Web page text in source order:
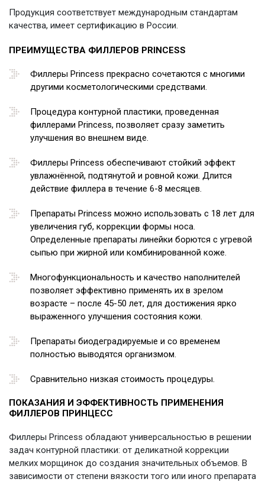
Продукция соответствует международным стандартам
качества, имеет сертификацию в России.
ПРЕИМУЩЕСТВА ФИЛЛЕРОВ PRINCESS
Филлеры Princess прекрасно сочетаются с многими
другими косметологическими средствами.
Процедура контурной пластики, проведенная
филлерами Princess, позволяет сразу заметить
улучшения во внешнем виде.
Филлеры Princess обеспечивают стойкий эффект
увлажнённой, подтянутой и ровной кожи. Длится
действие филлера в течение 6-8 месяцев.
Препараты Princess можно использовать с 18 лет для
увеличения губ, коррекции формы носа.
Определенные препараты линейки борются с угревой
сыпью при жирной или комбинированной коже.
Многофункциональность и качество наполнителей
позволяет эффективно применять их в зрелом
возрасте – после 45-50 лет, для достижения ярко
выраженного улучшения состояния кожи.
Препараты биодеградируемые и со временем
полностью выводятся организмом.
Сравнительно низкая стоимость процедуры.
ПОКАЗАНИЯ И ЭФФЕКТИВНОСТЬ ПРИМЕНЕНИЯ
ФИЛЛЕРОВ ПРИНЦЕСС
Филлеры Princess обладают универсальностью в решении
задач контурной пластики: от деликатной коррекции
мелких морщинок до создания значительных объемов. В
зависимости от степени вязкости того или иного препарата